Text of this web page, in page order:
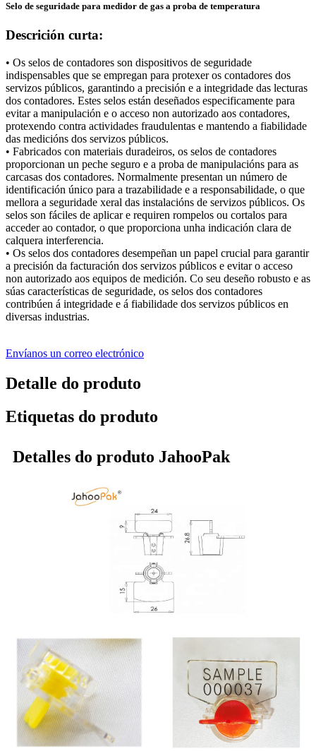
Selo de seguridade para medidor de gas a proba de temperatura
Descrición curta:
• Os selos de contadores son dispositivos de seguridade
indispensables que se empregan para protexer os contadores dos
servizos públicos, garantindo a precisión e a integridade das lecturas
dos contadores. Estes selos están deseñados especificamente para
evitar a manipulación e o acceso non autorizado aos contadores,
protexendo contra actividades fraudulentas e mantendo a fiabilidade
das medicións dos servizos públicos.
• Fabricados con materiais duradeiros, os selos de contadores
proporcionan un peche seguro e a proba de manipulacións para as
carcasas dos contadores. Normalmente presentan un número de
identificación único para a trazabilidade e a responsabilidade, o que
mellora a seguridade xeral das instalacións de servizos públicos. Os
selos son fáciles de aplicar e requiren rompelos ou cortalos para
acceder ao contador, o que proporciona unha indicación clara de
calquera interferencia.
• Os selos dos contadores desempeñan un papel crucial para garantir
a precisión da facturación dos servizos públicos e evitar o acceso
non autorizado aos equipos de medición. Co seu deseño robusto e as
súas características de seguridade, os selos dos contadores
contribúen á integridade e á fiabilidade dos servizos públicos en
diversas industrias.
Envíanos un correo electrónico
Detalle do produto
Etiquetas do produto
Detalles do produto JahooPak